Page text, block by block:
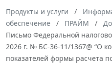
Продукты и услуги
обеспечение
ПРАЙМ
Письмо Федеральной
2026 г. № БС-36-11/1367@ “О
показателей формы расчета